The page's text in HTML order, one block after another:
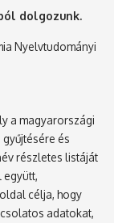
dolgozunk.
Nyelvtudományi
a magyarországi
és
részletes listáját
együtt,
célja, hogy
adatokat,